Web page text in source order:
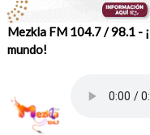
Mezkla FM 104.7 / 98.1 -
mundo!